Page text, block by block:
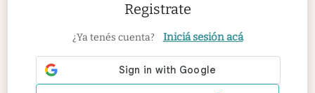
Registrate
¿Ya tenés cuenta? Iniciá sesión acá